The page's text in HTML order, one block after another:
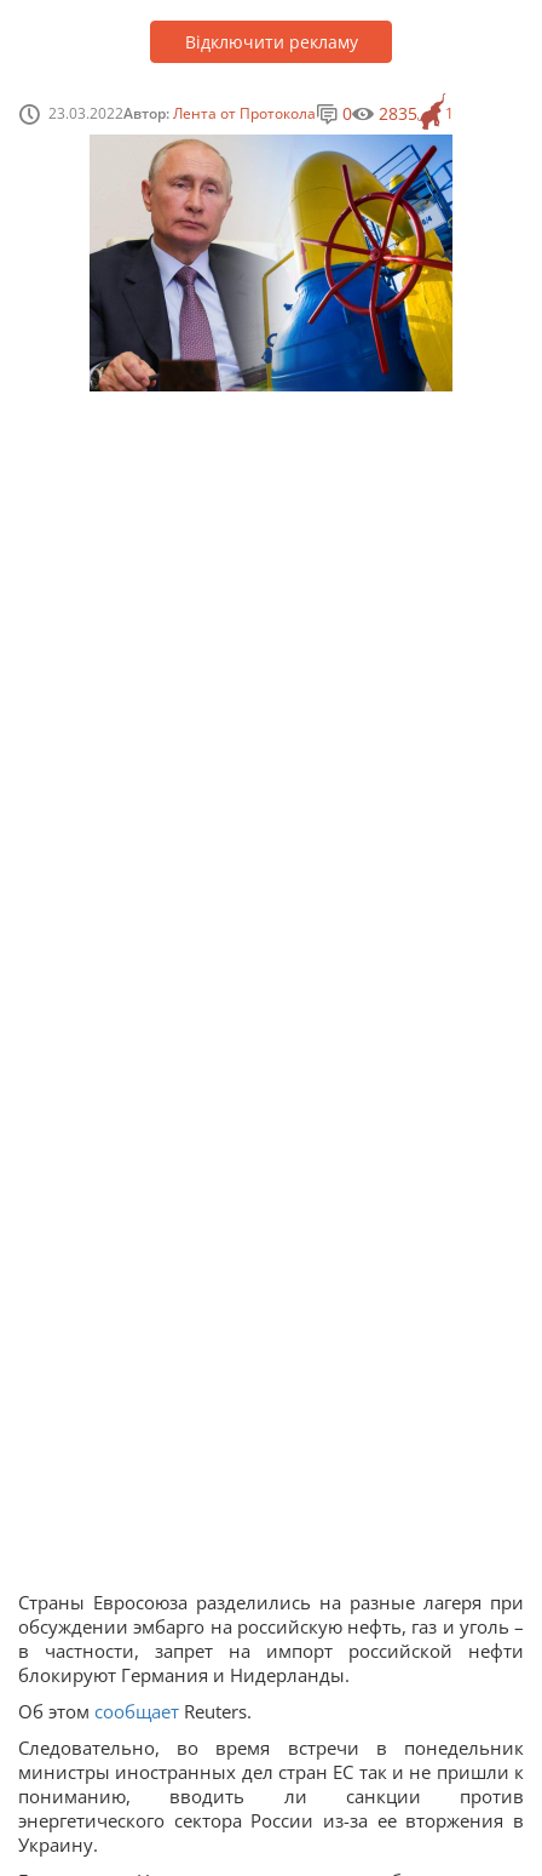
Відключити рекламу
23.03.2022Автор:Лента от Протокола 1
0 2835
Страны Евросоюза разделились на разные лагеря при
обсуждении эмбарго на российскую нефть, газ и уголь –
в частности, запрет на импорт российской нефти
блокируют Германия и Нидерланды.
Об этом сообщает Reuters.
Следовательно, во время встречи в понедельник
министры иностранных дел стран ЕС так и не пришли к
пониманию, вводить ли санкции против
энергетического сектора России из-за ее вторжения в
Украину.